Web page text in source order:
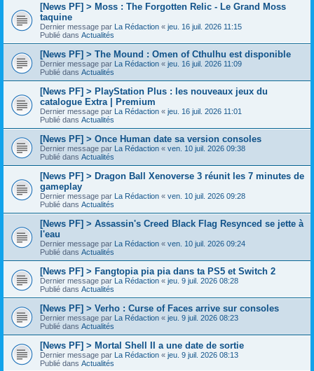
[News PF] > Moss : The Forgotten Relic - Le Grand Moss
taquine
Dernier message par La Rédaction « jeu. 16 juil. 2026 11:15
Publié dans Actualités
[News PF] > The Mound : Omen of Cthulhu est disponible
Dernier message par La Rédaction « jeu. 16 juil. 2026 11:09
Publié dans Actualités
[News PF] > PlayStation Plus : les nouveaux jeux du
catalogue Extra | Premium
Dernier message par La Rédaction « jeu. 16 juil. 2026 11:01
Publié dans Actualités
[News PF] > Once Human date sa version consoles
Dernier message par La Rédaction « ven. 10 juil. 2026 09:38
Publié dans Actualités
[News PF] > Dragon Ball Xenoverse 3 réunit les 7 minutes de
gameplay
Dernier message par La Rédaction « ven. 10 juil. 2026 09:28
Publié dans Actualités
[News PF] > Assassin's Creed Black Flag Resynced se jette à
l'eau
Dernier message par La Rédaction « ven. 10 juil. 2026 09:24
Publié dans Actualités
[News PF] > Fangtopia pia pia dans ta PS5 et Switch 2
Dernier message par La Rédaction « jeu. 9 juil. 2026 08:28
Publié dans Actualités
[News PF] > Verho : Curse of Faces arrive sur consoles
Dernier message par La Rédaction « jeu. 9 juil. 2026 08:23
Publié dans Actualités
[News PF] > Mortal Shell II a une date de sortie
Dernier message par La Rédaction « jeu. 9 juil. 2026 08:13
Publié dans Actualités